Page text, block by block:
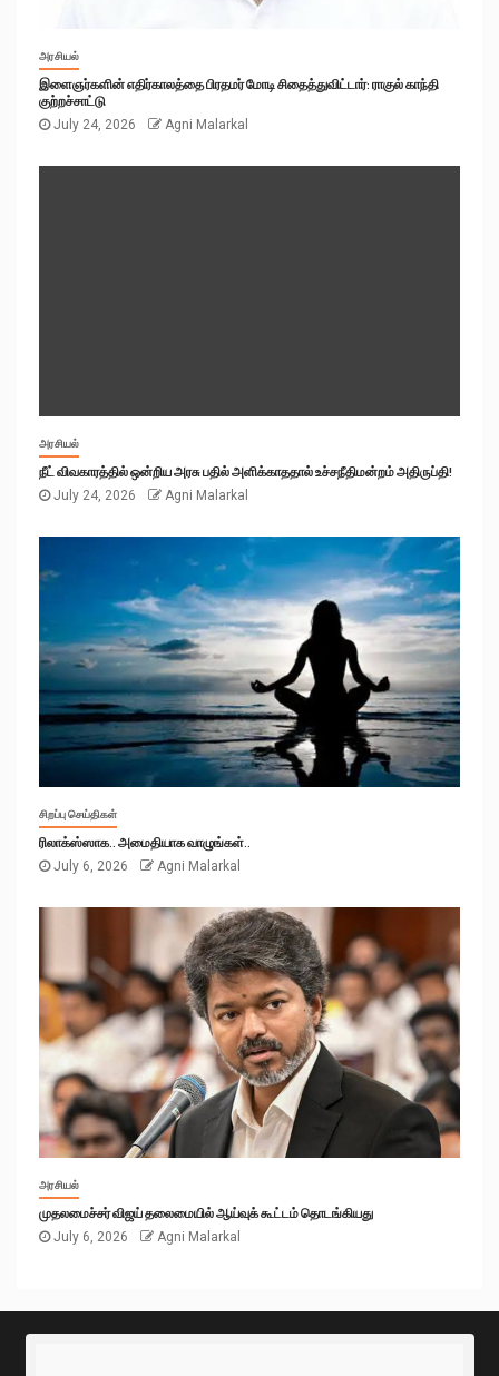
அரசியல்
இளைஞர்களின் எதிர்காலத்தை பிரதமர் மோடி சிதைத்துவிட்டார்: ராகுல் காந்தி
குற்றச்சாட்டு
July 24, 2026
Agni Malarkal
அரசியல்
நீட் விவகாரத்தில் ஒன்றிய அரசு பதில் அளிக்காததால் உச்சநீதிமன்றம் அதிருப்தி!
July 24, 2026
Agni Malarkal
சிறப்பு செய்திகள்
ரிலாக்ஸ்ஸாக.. அமைதியாக வாழுங்கள்..
July 6, 2026
Agni Malarkal
அரசியல்
முதலமைச்சர் விஜய் தலைமையில் ஆய்வுக் கூட்டம் தொடங்கியது
July 6, 2026
Agni Malarkal